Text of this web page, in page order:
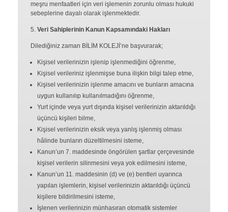
meşru menfaatleri için veri işlemenin zorunlu olması hukuki
sebeplerine dayalı olarak işlenmektedir.
Veri Sahiplerinin Kanun Kapsamındaki Hakları
Dilediğiniz zaman BİLİM KOLEJİ’ne başvurarak;
Kişisel verilerinizin işlenip işlenmediğini öğrenme,
Kişisel verileriniz işlenmişse buna ilişkin bilgi talep etme,
Kişisel verilerinizin işlenme amacını ve bunların amacına
uygun kullanılıp kullanılmadığını öğrenme,
Yurt içinde veya yurt dışında kişisel verilerinizin aktarıldığı
üçüncü kişileri bilme,
Kişisel verilerinizin eksik veya yanlış işlenmiş olması
hâlinde bunların düzeltilmesini isteme,
Kanun’un 7. maddesinde öngörülen şartlar çerçevesinde
kişisel verilerin silinmesini veya yok edilmesini isteme,
Kanun’un 11. maddesinin (d) ve (e) bentleri uyarınca
yapılan işlemlerin, kişisel verilerinizin aktarıldığı üçüncü
kişilere bildirilmesini isteme,
İşlenen verilerinizin münhasıran otomatik sistemler